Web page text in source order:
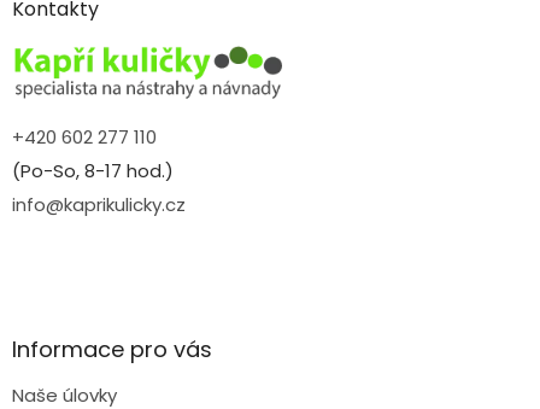
aKontakty
+420 602 277 110
(Po-So, 8-17 hod.)
info@kaprikulicky.cz
Informace pro vás
Naše úlovky